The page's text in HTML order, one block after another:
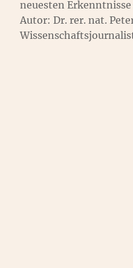
neuesten
Autor: Dr. rer. nat.